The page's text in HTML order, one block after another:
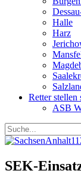
Halle
Harz
Retter stellen
ASB
SEK-